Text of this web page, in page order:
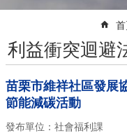
利益衝突迴避
苗栗市維祥社區發展
節能減碳活動
發布單位：社會福利課